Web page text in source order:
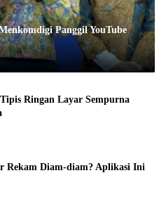
Panggil YouTube
Ringan Layar Sempurna
Rekam Diam-diam? Aplikasi Ini